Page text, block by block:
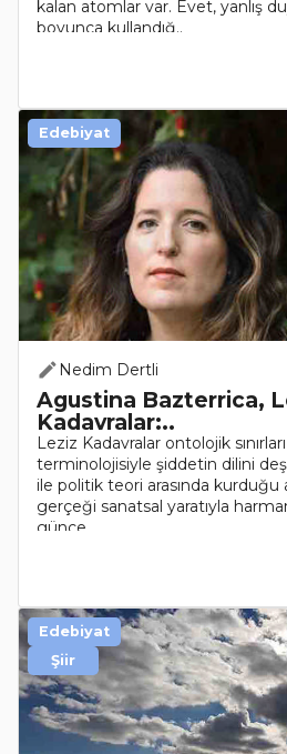
kalan atomlar var. Evet, yanlış
boyunca kullandığ..
Nedim Dertli
Agustina Bazterrica,
Kadavralar:..
Leziz Kadavralar ontolojik
terminolojisiyle şiddetin dilini
ile politik teori arasında kurduğu
gerçeği sanatsal yaratıyla
günce..
Edebiyat
Edebiyat
Şiir